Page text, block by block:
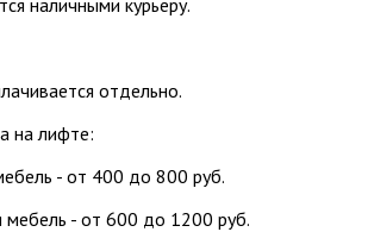
отдельно.
на лифте:
- от 400 до 800 руб.
мебель - от 600 до 1200 руб.